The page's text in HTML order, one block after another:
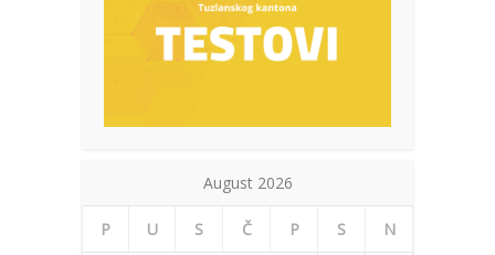
August 2026
P U S Č P S N